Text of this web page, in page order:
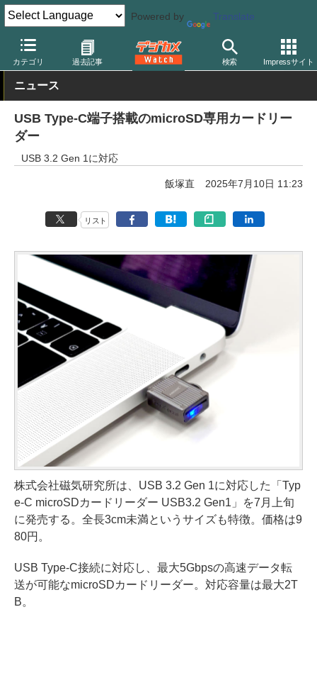
Powered by Translate
カテゴリ 過去記事 検索 Impressサイト
デジカメ Watch 撮影用品 記録メディア/カードリーダー
ニュース
USB Type-C端子搭載のmicroSD専用カードリー
ダー
USB 3.2 Gen 1に対応
飯塚直 2025年7月10日 11:23
リスト
株式会社磁気研究所は、USB 3.2 Gen 1に対応した「Typ
e-C microSDカードリーダー USB3.2 Gen1」を7月上旬
に発売する。全長3cm未満というサイズも特徴。価格は9
80円。
USB Type-C接続に対応し、最大5Gbpsの高速データ転
送が可能なmicroSDカードリーダー。対応容量は最大2T
B。